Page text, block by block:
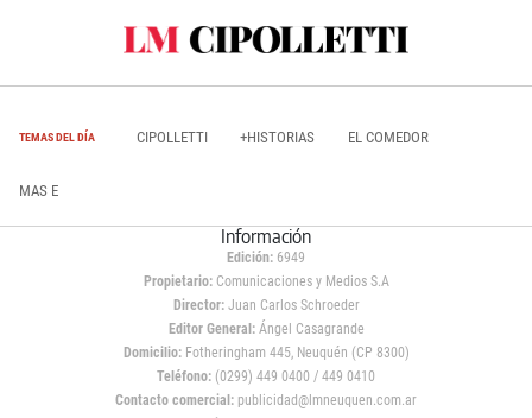
TEMAS DEL DÍA CIPOLLETTI +HISTORIAS EL COMEDOR
MAS E
Información
Edición: 6949
Propietario:Comunicaciones y Medios S.A
Director: Juan Carlos Schroeder
Editor General:Ángel Casagrande
Domicilio:Fotheringham 445, Neuquén (CP 8300)
Teléfono: (0299) 449 0400 / 449 0410
Contacto comercial: publicidad@lmneuquen.com.ar